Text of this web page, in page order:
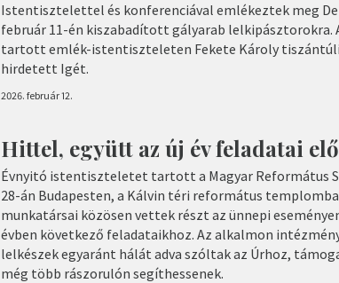
Istentisztelettel és konferenciával emlékeztek meg
február 11-én kiszabadított gályarab lelkipásztorokra.
tartott emlék-istentiszteleten Fekete Károly
hirdetett Igét.
2026. február 12.
Hittel, együtt az új év feladatai
Évnyitó istentiszteletet tartott a Magyar Református
28-án Budapesten, a Kálvin téri református
munkatársai közösen vettek részt az ünnepi
évben következő feladataikhoz. Az alkalmon
lelkészek egyaránt hálát adva szóltak az Úrhoz,
még több rászorulón segíthessenek.